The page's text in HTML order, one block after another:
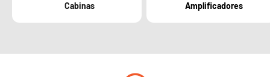
Cabinas Amplificadores